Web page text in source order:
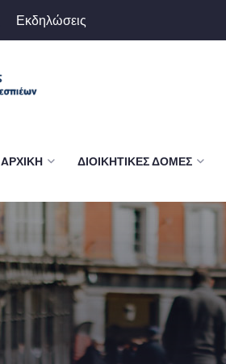
Εκδηλώσεις
AΡΧΙΚΉ ΔΙΟΙΚΗΤΙΚΈΣ ΔΟΜΈΣ